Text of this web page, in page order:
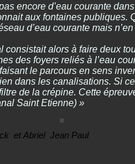
encore d’eau courante
aux fontaines publiques.
d’eau courante mais
consistait alors à faire deux
des foyers reliés à l’eau
le parcours en sens
dans les canalisations. Si
de la crépine. Cette
Saint Etienne) »
et Abriel Jean Paul